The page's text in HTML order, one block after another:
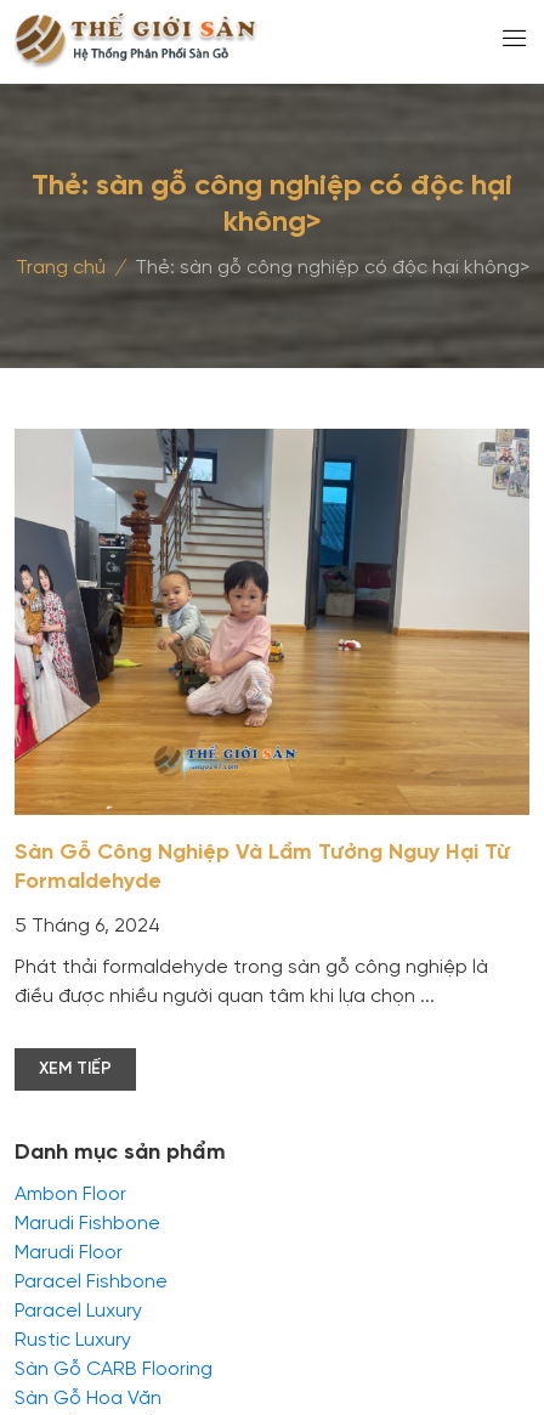
Thẻ: sàn gỗ công nghiệp có độc hại
không>
Trang chủ / Thẻ: sàn gỗ công nghiệp có độc hại không>
Sàn Gỗ Công Nghiệp Và Lầm Tưởng Nguy Hại Từ
Formaldehyde
5 Tháng 6, 2024
Phát thải formaldehyde trong sàn gỗ công nghiệp là
điều được nhiều người quan tâm khi lựa chọn ...
XEM TIẾP
Danh mục sản phẩm
Ambon Floor
Marudi Fishbone
Marudi Floor
Paracel Fishbone
Paracel Luxury
Rustic Luxury
Sàn Gỗ CARB Flooring
Sàn Gỗ Hoa Văn